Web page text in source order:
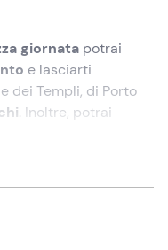
giornata potrai
e lasciarti
dei Templi, di Porto
. Inoltre, potrai
un